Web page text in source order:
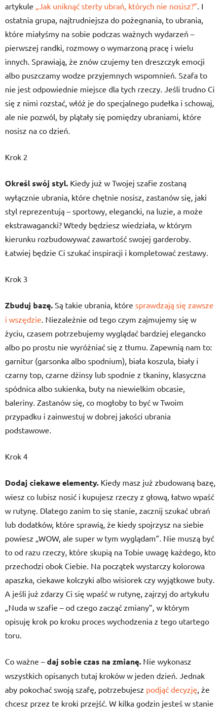
artykule „Jak uniknąć sterty ubrań, których nie nosisz?”. I
ostatnia grupa, najtrudniejsza do pożegnania, to ubrania,
które miałyśmy na sobie podczas ważnych wydarzeń –
pierwszej randki, rozmowy o wymarzoną pracę i wielu
innych. Sprawiają, że znów czujemy ten dreszczyk emocji
albo puszczamy wodze przyjemnych wspomnień. Szafa to
nie jest odpowiednie miejsce dla tych rzeczy. Jeśli trudno Ci
się z nimi rozstać, włóż je do specjalnego pudełka i schowaj,
ale nie pozwól, by plątały się pomiędzy ubraniami, które
nosisz na co dzień.
Krok 2
Określ swój styl. Kiedy już w Twojej szafie zostaną
wyłącznie ubrania, które chętnie nosisz, zastanów się, jaki
styl reprezentują – sportowy, elegancki, na luzie, a może
ekstrawagancki? Wtedy będziesz wiedziała, w którym
kierunku rozbudowywać zawartość swojej garderoby.
Łatwiej będzie Ci szukać inspiracji i kompletować zestawy.
Krok 3
Zbuduj bazę. Są takie ubrania, które sprawdzają się zawsze
i wszędzie. Niezależnie od tego czym zajmujemy się w
życiu, czasem potrzebujemy wyglądać bardziej elegancko
albo po prostu nie wyróżniać się z tłumu. Zapewnią nam to:
garnitur (garsonka albo spodnium), biała koszula, biały i
czarny top, czarne dżinsy lub spodnie z tkaniny, klasyczna
spódnica albo sukienka, buty na niewielkim obcasie,
baleriny. Zastanów się, co mogłoby to być w Twoim
przypadku i zainwestuj w dobrej jakości ubrania
podstawowe.
Krok 4
Dodaj ciekawe elementy. Kiedy masz już zbudowaną bazę,
wiesz co lubisz nosić i kupujesz rzeczy z głową, łatwo wpaść
w rutynę. Dlatego zanim to się stanie, zacznij szukać ubrań
lub dodatków, które sprawią, że kiedy spojrzysz na siebie
powiesz „WOW, ale super w tym wyglądam”. Nie muszą być
to od razu rzeczy, które skupią na Tobie uwagę każdego, kto
przechodzi obok Ciebie. Na początek wystarczy kolorowa
apaszka, ciekawe kolczyki albo wisiorek czy wyjątkowe buty.
A jeśli już zdarzy Ci się wpaść w rutynę, zajrzyj do artykułu
„Nuda w szafie – od czego zacząć zmiany”, w którym
opisuję krok po kroku proces wychodzenia z tego utartego
toru.
Co ważne – daj sobie czas na zmianę. Nie wykonasz
wszystkich opisanych tutaj kroków w jeden dzień. Jednak
aby pokochać swoją szafę, potrzebujesz podjąć decyzję, że
chcesz przez te kroki przejść. W kilka godzin jesteś w stanie